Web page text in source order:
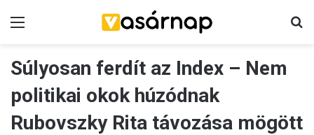
Súlyosan ferdít az Index – Nem
politikai okok húzódnak
Rubovszky Rita távozása mögött